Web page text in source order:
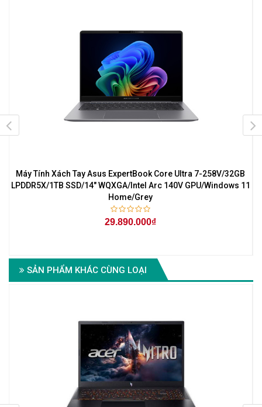
Máy Tính Xách Tay Asus ExpertBook Core Ultra 7-258V/32GB
LPDDR5X/1TB SSD/14" WQXGA/Intel Arc 140V GPU/Windows 11
Home/Grey
29.890.000₫
SẢN PHẨM KHÁC CÙNG LOẠI